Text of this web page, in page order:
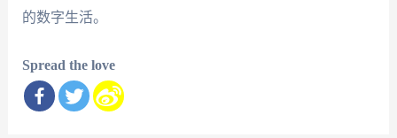
的数字生活。
Spread the love